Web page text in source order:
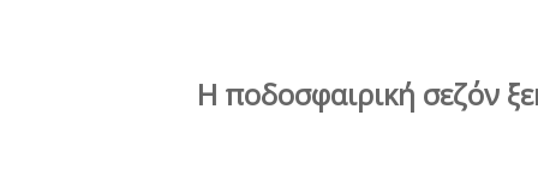
Η ποδοσφαιρική σεζόν